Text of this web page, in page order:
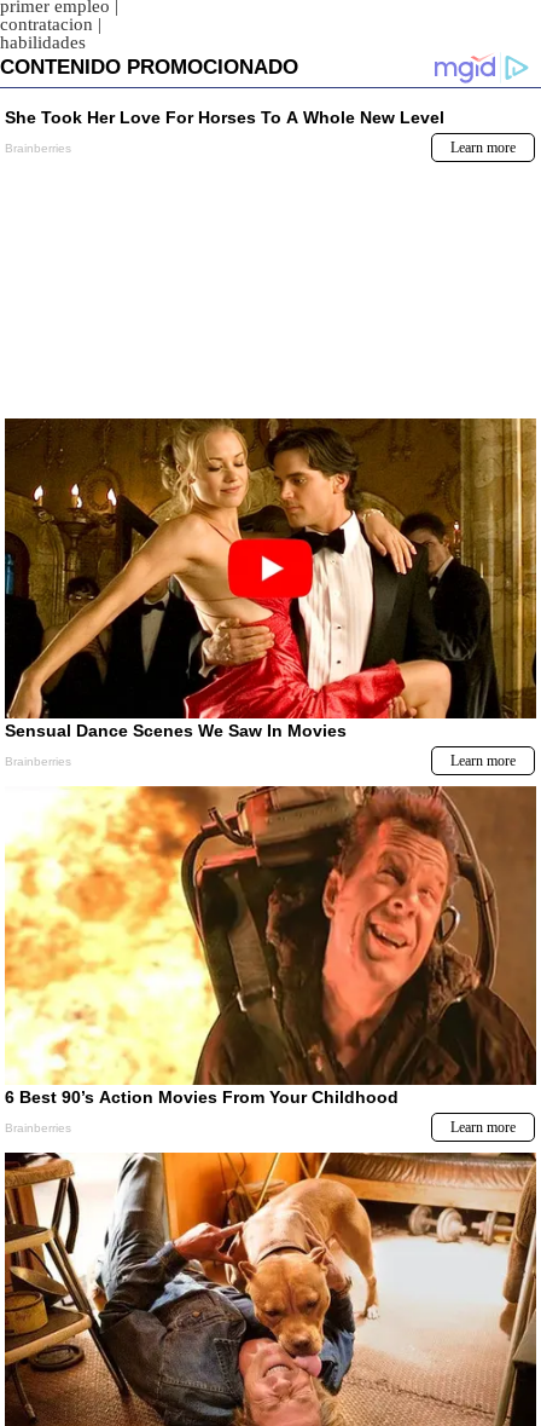
primer empleo
contratacion |
habilidades